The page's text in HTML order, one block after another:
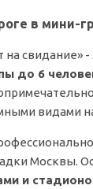
в мини-
свидание»
до 6
видами
Москвы.
и